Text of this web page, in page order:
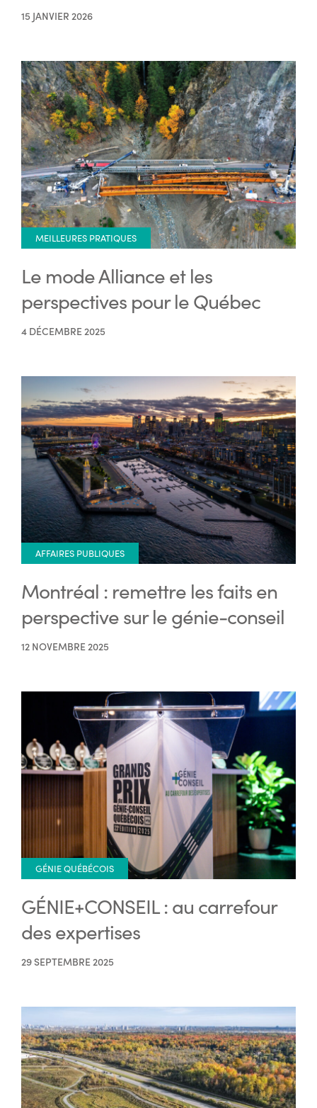
15 JANVIER 2026
MEILLEURES PRATIQUES
Le mode Alliance et les
perspectives pour le Québec
4 DÉCEMBRE 2025
AFFAIRES PUBLIQUES
Montréal : remettre les faits en
perspective sur le génie-conseil
12 NOVEMBRE 2025
GÉNIE QUÉBÉCOIS
GÉNIE+CONSEIL : au carrefour
des expertises
29 SEPTEMBRE 2025